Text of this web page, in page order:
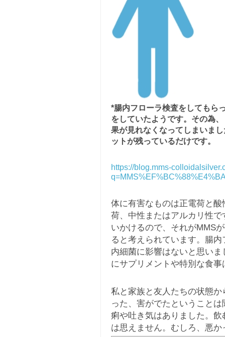
*腸内フローラ検査をしてもら
をしていたようです。その為
果が見れなくなってしまいま
ットが残っているだけです。
https://blog.mms-
体に有害なものは正電荷と
荷、中性またはアルカリ性
いかけるので、それがMMS
ると考えられています。腸
内細菌に影響はないと思い
にサプリメントや特別な食
私と家族と友人たちの状態
った、害がでたということ
痢や吐き気はありました。
は思えません。むしろ、悪